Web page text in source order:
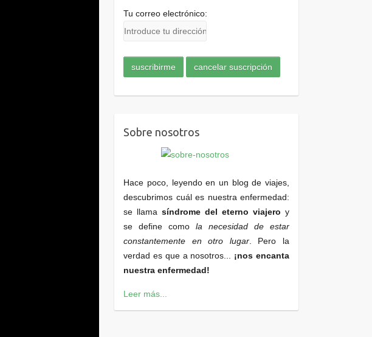
Tu correo electrónico:
Sobre nosotros
Hace poco, leyendo en un blog de viajes,
descubrimos cuál es nuestra enfermedad:
se llamasíndrome del eterno viajero y
se define comola necesidad de estar
constantemente en otro lugar. Pero la
verdad es que a nosotros... ¡nos encanta
nuestra enfermedad!
Leer más...